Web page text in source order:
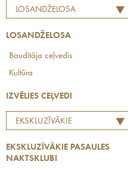
VALSTIS
LOSANDŽELOSA
LOSANDŽELOSA
Baudītāja ceļvedis
Kultūra
IZVĒLIES CEĻVEDI
EKSKLUZĪVĀKIE
EKSKLUZĪVĀKIE PASAULES
NAKTSKLUBI